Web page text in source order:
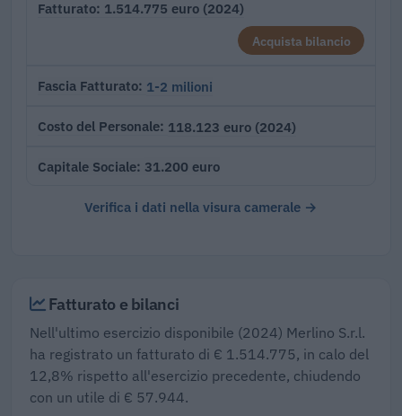
Fatturato 1.514.775 euro (2024)
Acquista bilancio
Fascia Fatturato 1-2 milioni
Costo del Personale 118.123 euro (2024)
Capitale Sociale 31.200 euro
Verifica i dati nella visura camerale →
Fatturato e bilanci
Nell'ultimo esercizio disponibile (2024) Merlino S.r.l.
ha registrato un fatturato di € 1.514.775, in calo del
12,8% rispetto all'esercizio precedente, chiudendo
con un utile di € 57.944.